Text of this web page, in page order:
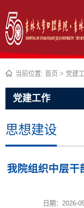
当前位置:首页 > 党建
党建工作
思想建设
我院组织中层干
日期：2026-